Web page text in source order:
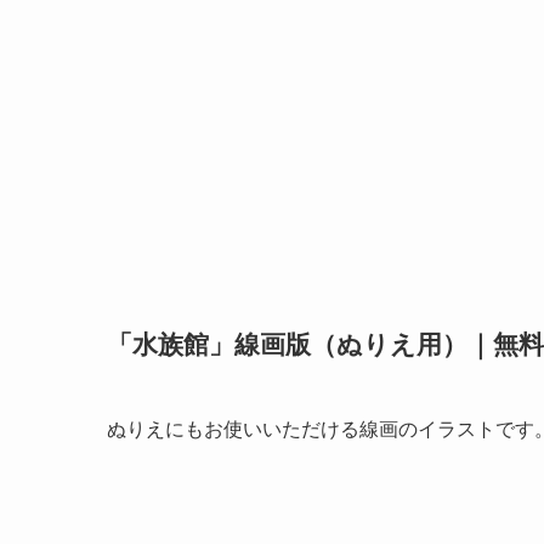
「水族館」線画版（ぬりえ用）｜無
ぬりえにもお使いいただける線画のイラストです。